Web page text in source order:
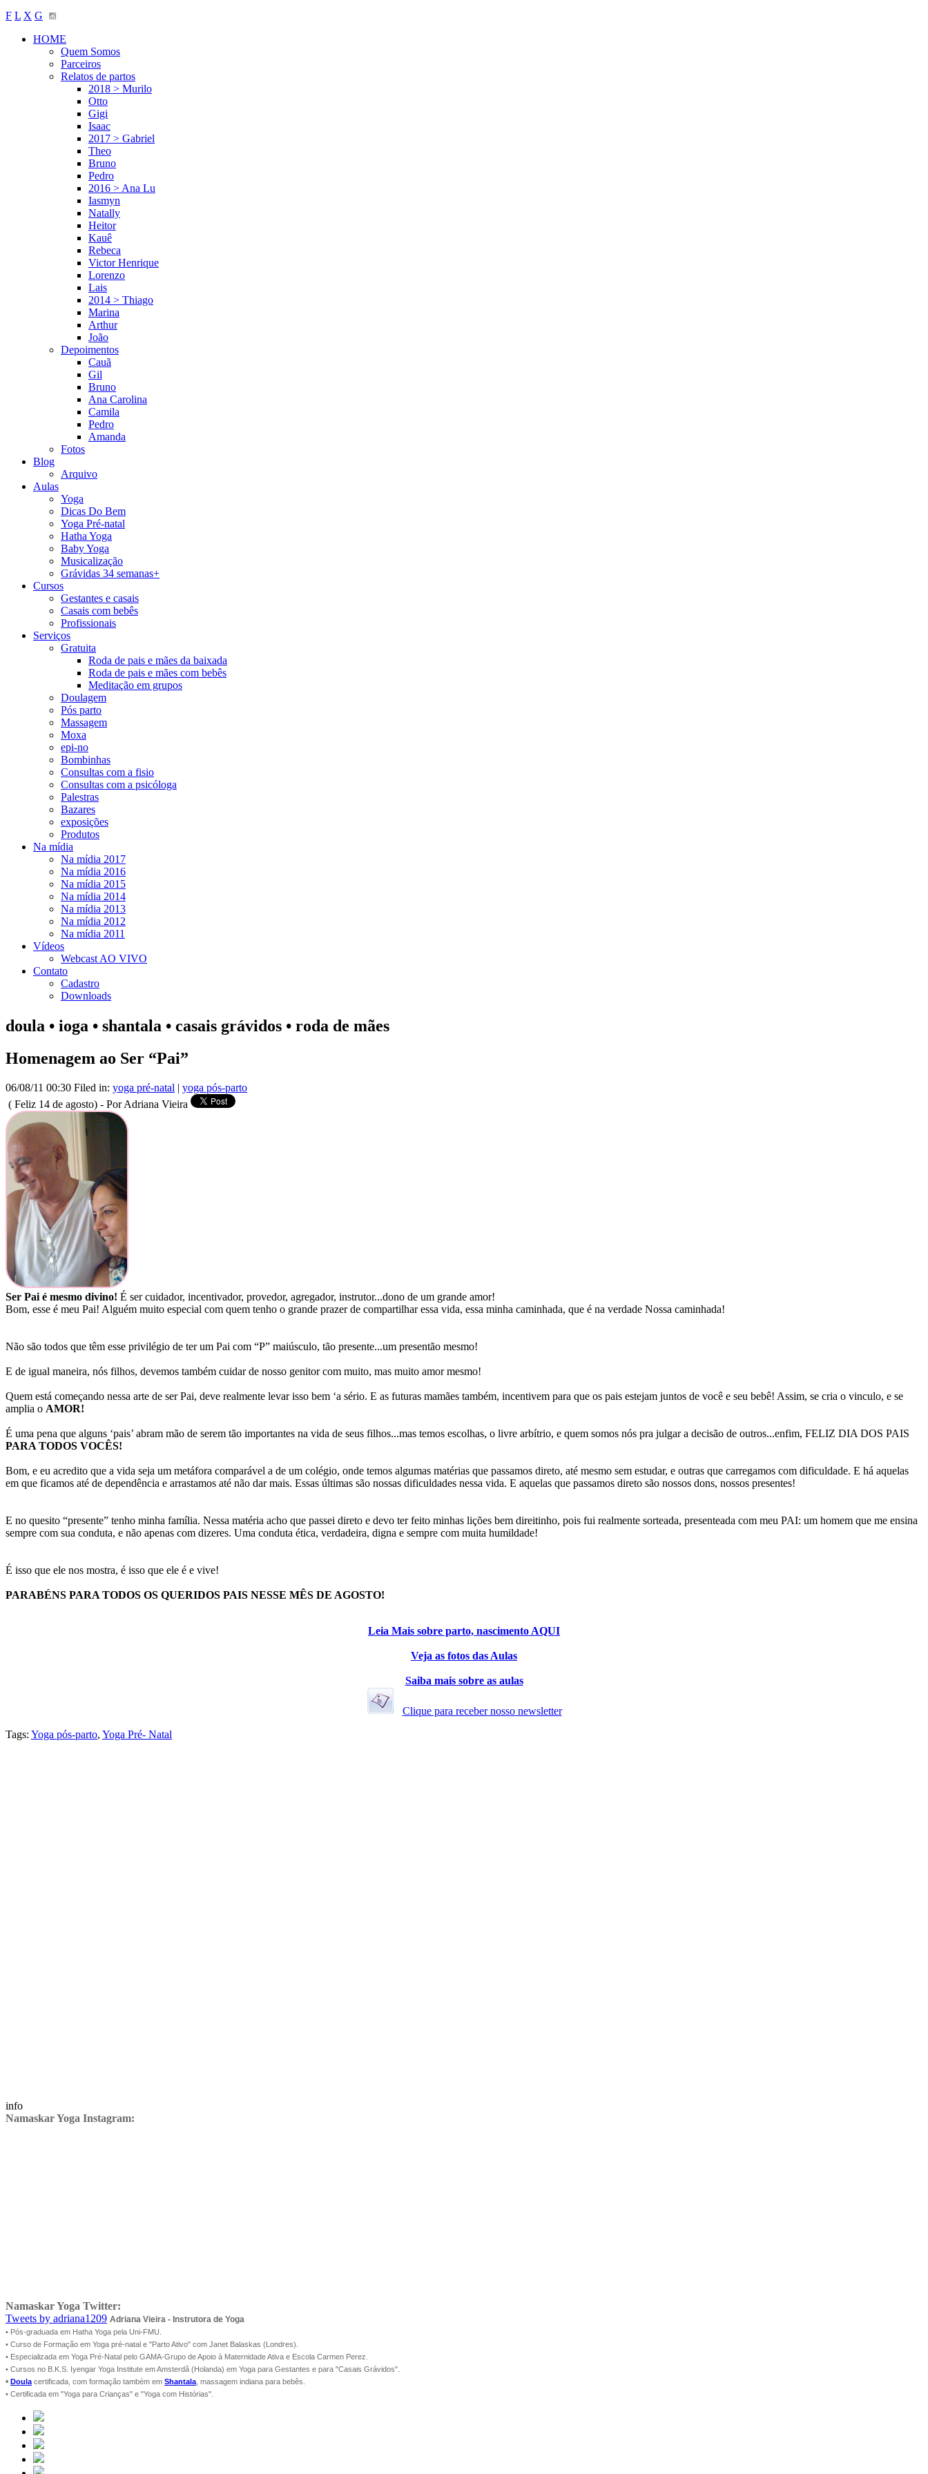
F L X G
HOME
Quem Somos
Parceiros
Relatos de partos
2018 > Murilo
Otto
Gigi
Isaac
2017 > Gabriel
Theo
Bruno
Pedro
2016 > Ana Lu
Iasmyn
Natally
Heitor
Kauê
Rebeca
Victor Henrique
Lorenzo
Lais
2014 > Thiago
Marina
Arthur
João
Depoimentos
Cauã
Gil
Bruno
Ana Carolina
Camila
Pedro
Amanda
Fotos
Blog
Arquivo
Aulas
Yoga
Dicas Do Bem
Yoga Pré-natal
Hatha Yoga
Baby Yoga
Musicalização
Grávidas 34 semanas+
Cursos
Gestantes e casais
Casais com bebês
Profissionais
Serviços
Gratuita
Roda de pais e mães da baixada
Roda de pais e mães com bebês
Meditação em grupos
Doulagem
Pós parto
Massagem
Moxa
epi-no
Bombinhas
Consultas com a fisio
Consultas com a psicóloga
Palestras
Bazares
exposições
Produtos
Na mídia
Na mídia 2017
Na mídia 2016
Na mídia 2015
Na mídia 2014
Na mídia 2013
Na mídia 2012
Na mídia 2011
Vídeos
Webcast AO VIVO
Contato
Cadastro
Downloads
doula • ioga • shantala • casais grávidos • roda de mães
Homenagem ao Ser “Pai”
06/08/11 00:30 Filed in: yoga pré-natal | yoga pós-parto
( Feliz 14 de agosto) - Por Adriana Vieira
Ser Pai é mesmo divino! É ser cuidador, incentivador, provedor, agregador, instrutor...dono de um grande amor!
Bom, esse é meu Pai! Alguém muito especial com quem tenho o grande prazer de compartilhar essa vida, essa minha caminhada, que é na verdade Nossa caminhada!
Não são todos que têm esse privilégio de ter um Pai com “P” maiúsculo, tão presente...um presentão mesmo!
E de igual maneira, nós filhos, devemos também cuidar de nosso genitor com muito, mas muito amor mesmo!
Quem está começando nessa arte de ser Pai, deve realmente levar isso bem ‘a sério. E as futuras mamães também, incentivem para que os pais estejam juntos de você e seu bebê! Assim, se cria o vinculo, e se
amplia o AMOR!
É uma pena que alguns ‘pais’ abram mão de serem tão importantes na vida de seus filhos...mas temos escolhas, o livre arbítrio, e quem somos nós pra julgar a decisão de outros...enfim, FELIZ DIA DOS PAIS
PARA TODOS VOCÊS!
Bom, e eu acredito que a vida seja um metáfora comparável a de um colégio, onde temos algumas matérias que passamos direto, até mesmo sem estudar, e outras que carregamos com dificuldade. E há aquelas
em que ficamos até de dependência e arrastamos até não dar mais. Essas últimas são nossas dificuldades nessa vida. E aquelas que passamos direto são nossos dons, nossos presentes!
E no quesito “presente” tenho minha família. Nessa matéria acho que passei direto e devo ter feito minhas lições bem direitinho, pois fui realmente sorteada, presenteada com meu PAI: um homem que me ensina
sempre com sua conduta, e não apenas com dizeres. Uma conduta ética, verdadeira, digna e sempre com muita humildade!
É isso que ele nos mostra, é isso que ele é e vive!
PARABÉNS PARA TODOS OS QUERIDOS PAIS NESSE MÊS DE AGOSTO!
Leia Mais sobre parto, nascimento AQUI
Veja as fotos das Aulas
Saiba mais sobre as aulas
Clique para receber nosso newsletter
Tags: Yoga pós-parto, Yoga Pré- Natal
info
Namaskar Yoga Instagram:
Namaskar Yoga Twitter:
Tweets by adriana1209 Adriana Vieira - Instrutora de Yoga
• Pós-graduada em Hatha Yoga pela Uni-FMU.
• Curso de Formação em Yoga pré-natal e "Parto Ativo" com Janet Balaskas (Londres).
• Especializada em Yoga Pré-Natal pelo GAMA-Grupo de Apoio à Maternidade Ativa e Escola Carmen Perez.
• Cursos no B.K.S. Iyengar Yoga Institute em Amsterdã (Holanda) em Yoga para Gestantes e para "Casais Grávidos".
• Doula certificada, com formação também em Shantala , massagem indiana para bebês.
• Certificada em "Yoga para Crianças" e "Yoga com Histórias".